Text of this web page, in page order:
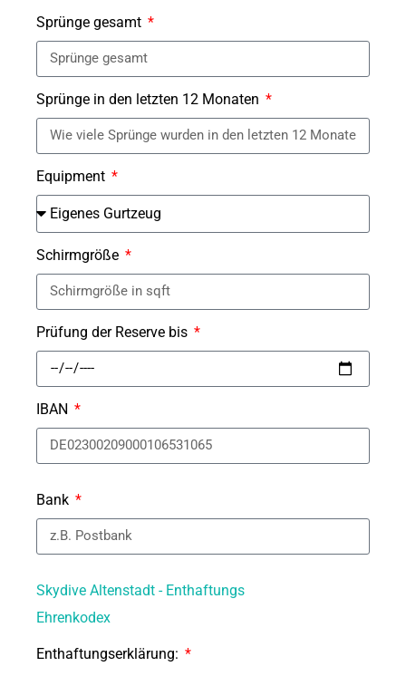
Sprünge gesamt
Sprünge in den letzten 12 Monaten
Equipment
Schirmgröße
Prüfung der Reserve bis
IBAN
Bank
Skydive Altenstadt - Enthaftungs
Ehrenkodex
Enthaftungserklärung: